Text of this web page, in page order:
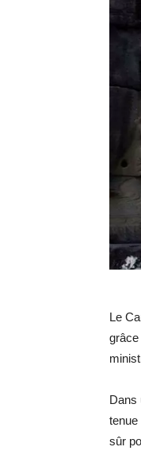
Le
grâce
Dans
tenue
sûr